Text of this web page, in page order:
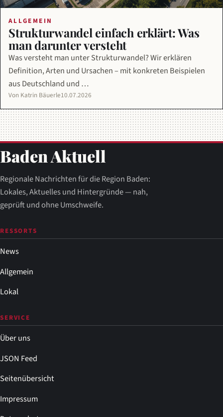
ALLGEMEIN
Strukturwandel einfach erklärt: Was
man darunter versteht
Was versteht man unter Strukturwandel? Wir erklären
Definition, Arten und Ursachen – mit konkreten Beispielen
aus Deutschland und …
Von Katrin Bäuerle10.07.2026
Baden Aktuell
Regionale Nachrichten für die Region Baden:
Lokales, Aktuelles und Hintergründe — nah,
geprüft und ohne Umschweife.
RESSORTS
News
Allgemein
Lokal
SERVICE
Über uns
JSON Feed
Seitenübersicht
Impressum